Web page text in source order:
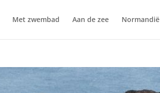
Met zwembad Aan de zee Normandië